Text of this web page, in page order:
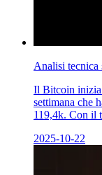
Analisi tecnica
Il Bitcoin inizia
settimana che
119,4k. Con il
2025-10-22